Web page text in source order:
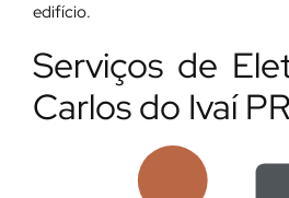
edifício.
Serviços de
Carlos do Ivaí PR